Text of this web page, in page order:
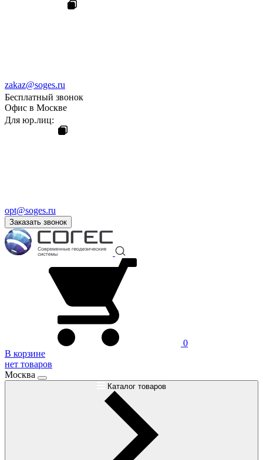
zakaz@soges.ru
Бесплатный звонок
Офис в Москве
Для юр.лиц:
opt@soges.ru
Заказать звонок
0
В корзине
нет товаров
Москва
Каталог товаров